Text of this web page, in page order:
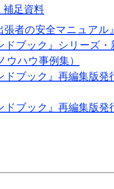
足資料
張者の安全マニュアル
ドブック』シリーズ
ウハウ事例集）
ドブック』再編集版
ドブック』再編集版